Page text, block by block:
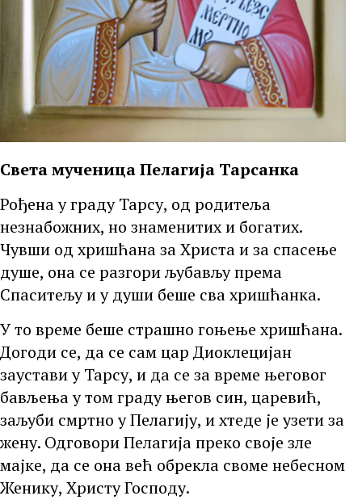
Света мученица Пелагија Тарсанка
Рођена у граду Тарсу, од родитеља
незнабожних, но знаменитих и богатих.
Чувши од хришћана за Христа и за спасење
душе, она се разгори љубављу према
Спаситељу и у души беше сва хришћанка.
У то време беше страшно гоњење хришћана.
Догоди се, да се сам цар Диоклецијан
заустави у Тарсу, и да се за време његовог
бављења у том граду његов син, царевић,
заљуби смртно у Пелагију, и хтеде је узети за
жену. Одговори Пелагија преко своје зле
мајке, да се она већ обрекла своме небесном
Женику, Христу Господу.